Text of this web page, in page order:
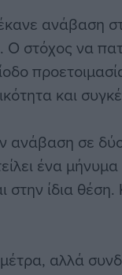
ανάβαση
Ο στόχος να
και
ανάβαση σε
ένα μήνυμα
ίδια θέση.
αλλά